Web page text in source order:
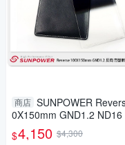
商店 SUNPOWER
0X150mm GND1.2 ND16
方型漸層鏡(公司貨)
$4,150 $4,300